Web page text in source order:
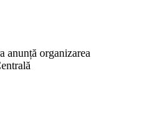
anunță organizarea